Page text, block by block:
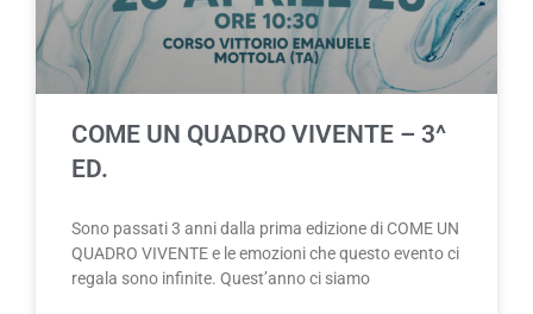
COME UN QUADRO VIVENTE – 3^
ED.
Sono passati 3 anni dalla prima edizione di COME UN
QUADRO VIVENTE e le emozioni che questo evento ci
regala sono infinite. Quest’anno ci siamo